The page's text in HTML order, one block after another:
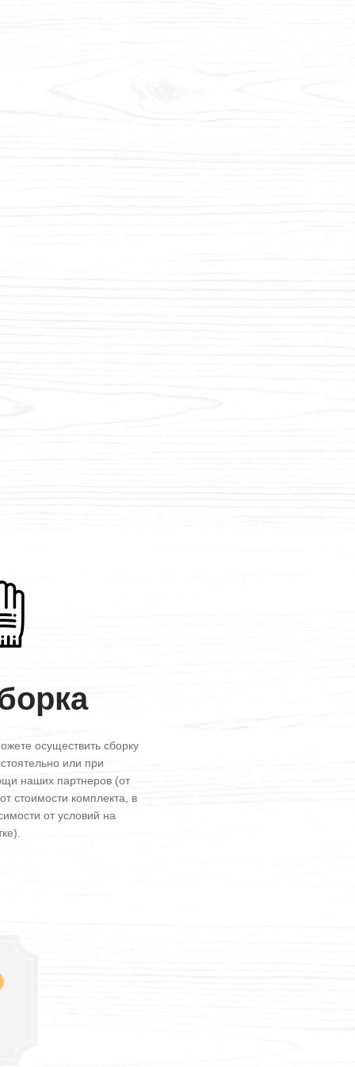
осуществить сборку
или при
наших партнеров (от
стоимости комплекта, в
от условий на